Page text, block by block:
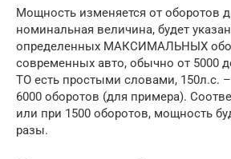
Мощность изменяется от оборотов
номинальная величина, будет
определенных МАКСИМАЛЬНЫХ
современных авто, обычно от 5000
ТО есть простыми словами, 150л.с.
6000 оборотов (для примера).
или при 1500 оборотов, мощность
разы.